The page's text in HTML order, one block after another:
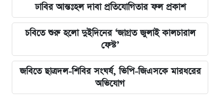
ঢাবির আন্তঃহল দাবা প্রতিযোগিতার ফল প্রকাশ
চবিতে শুরু হলো দুইদিনের ‘জাগ্রত জুলাই কালচারাল
ফেস্ট’
জবিতে ছাত্রদল-শিবির সংঘর্ষ, ভিপি-জিএসকে মারধরের
অভিযোগ